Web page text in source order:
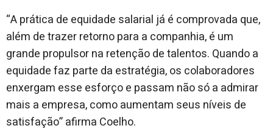
“A prática de equidade salarial já é comprovada que,
além de trazer retorno para a companhia, é um
grande propulsor na retenção de talentos. Quando a
equidade faz parte da estratégia, os colaboradores
enxergam esse esforço e passam não só a admirar
mais a empresa, como aumentam seus níveis de
satisfação” afirma Coelho.